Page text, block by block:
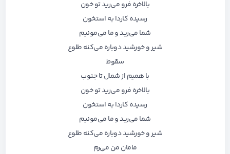
بالاخره فرو می‌رید تو خون
رسیده کاردا به استخون
شما می‌رید و ما می‌مونیم
شیر و خورشید دوباره می‌کنه طلوع
سقوط
با همیم از شمال تا جنوب
بالاخره فرو می‌رید تو خون
رسیده کاردا به استخون
شما می‌رید و ما می‌مونیم
شیر و خورشید دوباره می‌کنه طلوع
مامان من می‌رم